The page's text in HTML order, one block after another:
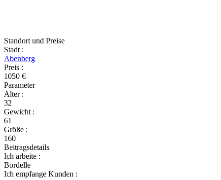
Standort und Preise
Stadt :
Abenberg
Preis :
1050 €
Parameter
Alter :
32
Gewicht :
61
Größe :
160
Beitragsdetails
Ich arbeite :
Bordelle
Ich empfange Kunden :